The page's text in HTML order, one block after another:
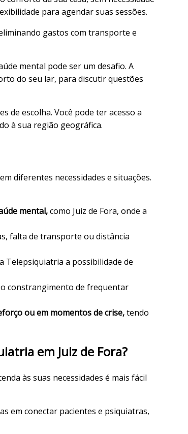
para agendar suas sessões.
gastos com transporte e
mental pode ser um desafio. A
do seu lar, para discutir questões
de escolha. Você pode ter acesso a
à sua região geográfica.
diferentes necessidades e situações.
mental,como Juiz de Fora, onde a
falta de transporte ou distância
Telepsiquiatria a possibilidade de
constrangimento de frequentar
ou em momentos de crise,tendo
em Juiz de Fora?
às suas necessidades é mais fácil
em conectar pacientes e psiquiatras,